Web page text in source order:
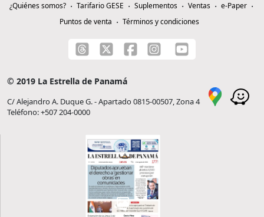
¿Quiénes somos? Tarifario GESE Suplementos Ventas
e-Paper
Puntos de venta
Términos y condiciones
© 2019 La Estrella de Panamá
C/ Alejandro A. Duque G. - Apartado 0815-00507, Zona 4
Teléfono: +507 204-0000